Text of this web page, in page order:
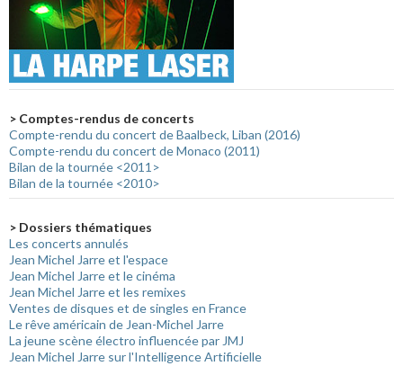
> Comptes-rendus de concerts
Compte-rendu du concert de Baalbeck, Liban (2016)
Compte-rendu du concert de Monaco (2011)
Bilan de la tournée <2011>
Bilan de la tournée <2010>
> Dossiers thématiques
Les concerts annulés
Jean Michel Jarre et l'espace
Jean Michel Jarre et le cinéma
Jean Michel Jarre et les remixes
Ventes de disques et de singles en France
Le rêve américain de Jean-Michel Jarre
La jeune scène électro influencée par JMJ
Jean Michel Jarre sur l'Intelligence Artificielle